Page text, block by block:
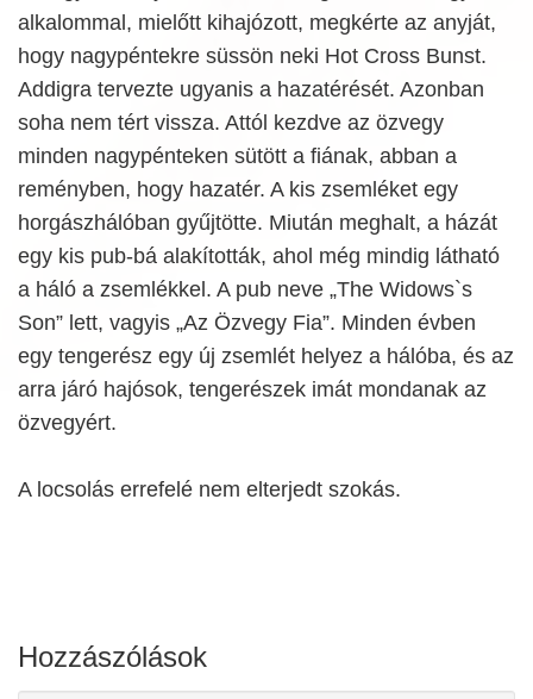
alkalommal, mielőtt kihajózott, megkérte az anyját,
hogy nagypéntekre süssön neki Hot Cross Bunst.
Addigra tervezte ugyanis a hazatérését. Azonban
soha nem tért vissza. Attól kezdve az özvegy
minden nagypénteken sütött a fiának, abban a
reményben, hogy hazatér. A kis zsemléket egy
horgászhálóban gyűjtötte. Miután meghalt, a házát
egy kis pub-bá alakították, ahol még mindig látható
a háló a zsemlékkel. A pub neve „The Widows`s
Son” lett, vagyis „Az Özvegy Fia”. Minden évben
egy tengerész egy új zsemlét helyez a hálóba, és az
arra járó hajósok, tengerészek imát mondanak az
özvegyért.
A locsolás errefelé nem elterjedt szokás.
Hozzászólások